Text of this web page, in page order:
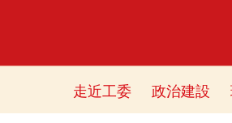
走近工委 政治建設